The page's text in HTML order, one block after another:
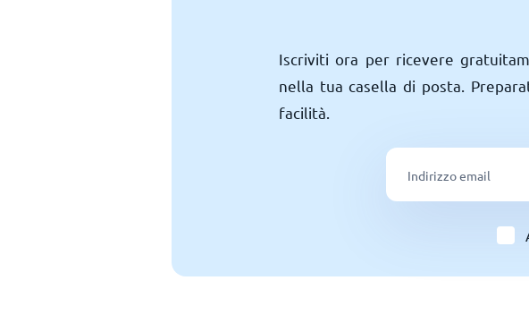
Iscriviti ora per ricevere
nella tua casella di posta.
facilità.